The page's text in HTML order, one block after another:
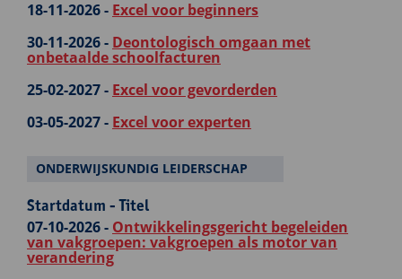
18-11-2026 - Excel voor beginners
30-11-2026 - Deontologisch omgaan met
onbetaalde schoolfacturen
25-02-2027 - Excel voor gevorderden
03-05-2027 - Excel voor experten
ONDERWIJSKUNDIG LEIDERSCHAP
Startdatum - Titel
07-10-2026 - Ontwikkelingsgericht begeleiden
van vakgroepen: vakgroepen als motor van
verandering